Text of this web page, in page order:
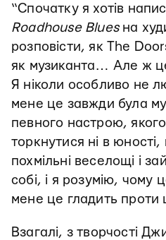
“Спочатку я хотів
Roadhouse Bluesна
розповісти, як The
як музиканта… Але ж
Я ніколи особливо не
мене це завжди була
певного настрою,
торкнутися ні в юності,
похмільні веселощі і
собі, і я розумію, чому
мене це гладить проти
Взагалі, з творчості